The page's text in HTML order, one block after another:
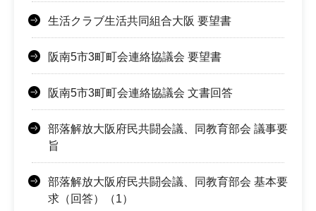
生活クラブ生活共同組合大阪 要望書
阪南5市3町町会連絡協議会 要望書
阪南5市3町町会連絡協議会 文書回答
部落解放大阪府民共闘会議、同教育部会 議事要
旨
部落解放大阪府民共闘会議、同教育部会 基本要
求（回答）（1）